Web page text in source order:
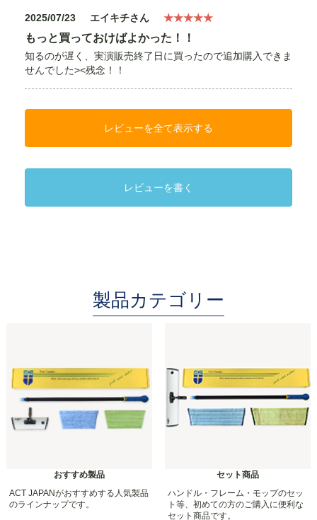
2025/07/23 エイキチさん ★★★★★
もっと買っておけばよかった！！
知るのが遅く、実演販売終了日に買ったので追加購入できま
せんでした><残念！！
レビューを全て表示する
レビューを書く
製品カテゴリー
おすすめ製品
ACT JAPANがおすすめする人気製品
のラインナップです。
セット商品
ハンドル・フレーム・モップのセッ
ト等、初めての方のご購入に便利な
セット商品です。